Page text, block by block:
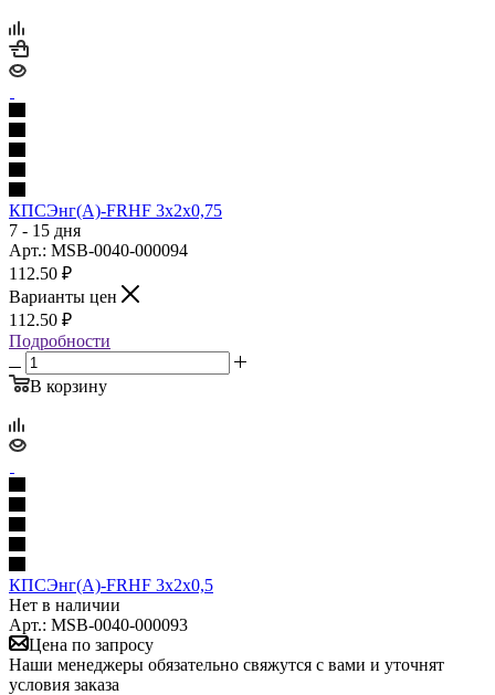
КПСЭнг(А)-FRHF 3х2х0,75
7 - 15 дня
Арт.: MSB-0040-000094
112.50 ₽
Варианты цен
112.50 ₽
Подробности
В корзину
КПСЭнг(А)-FRHF 3х2х0,5
Нет в наличии
Арт.: MSB-0040-000093
Цена по запросу
Наши менеджеры обязательно свяжутся с вами и уточнят
условия заказа